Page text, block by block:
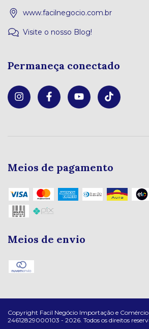
www.facilnegocio.com.br
Visite o nosso Blog!
Permaneça conectado
Meios de pagamento
Meios de envio
Copyright Facil Negócio Importação e
24612829000103 - 2026. Todos os direitos